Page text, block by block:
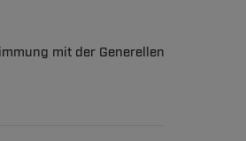
mit der Generellen